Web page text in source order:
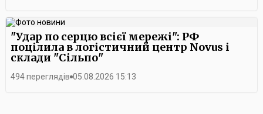
"Удар по серцю всієї мережі": РФ
поцілила в логістичний центр Novus і
склади "Сільпо"
494 переглядів 05.08.2026 15:13